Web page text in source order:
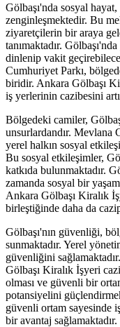
Gölbaşı'nda sosyal
zenginleşmektedir. Bu
ziyaretçilerin bir araya
tanımaktadır.
dinlenip vakit
Cumhuriyet Parkı,
biridir. Ankara Gölbaşı
iş yerlerinin cazibesini
Bölgedeki camiler,
unsurlardandır.
yerel halkın sosyal
Bu sosyal etkileşimler,
katkıda bulunmaktadır.
zamanda sosyal bir
Ankara Gölbaşı Kiralık
birleştiğinde daha da
Gölbaşı'nın güvenliği,
sunmaktadır. Yerel
güvenliğini
Gölbaşı Kiralık İşyeri
olması ve güvenli bir
potansiyelini
güvenli ortam sayesinde
bir avantaj sağlamaktadır.